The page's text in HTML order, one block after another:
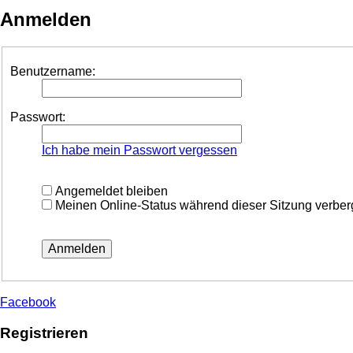
Anmelden
Benutzername:
Passwort:
Ich habe mein Passwort vergessen
Angemeldet bleiben
Meinen Online-Status während dieser Sitzung
Facebook
Registrieren